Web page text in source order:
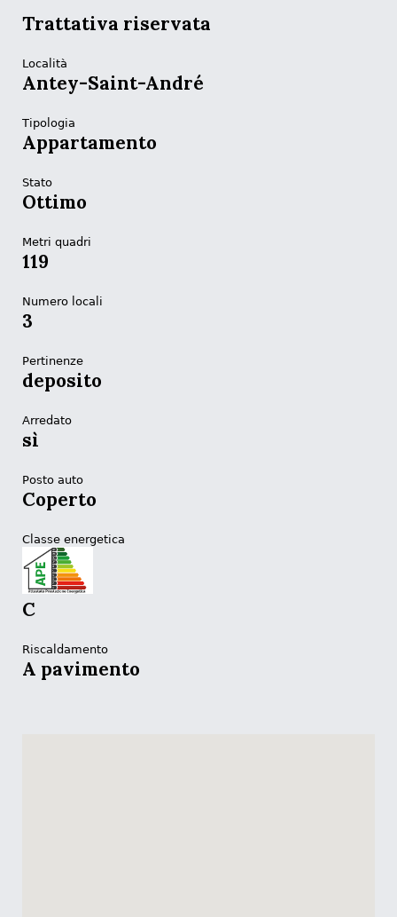
Trattativa riservata
Località
Antey-Saint-André
Tipologia
Appartamento
Stato
Ottimo
Metri quadri
119
Numero locali
3
Pertinenze
deposito
Arredato
sì
Posto auto
Coperto
Classe energetica
C
Riscaldamento
A pavimento